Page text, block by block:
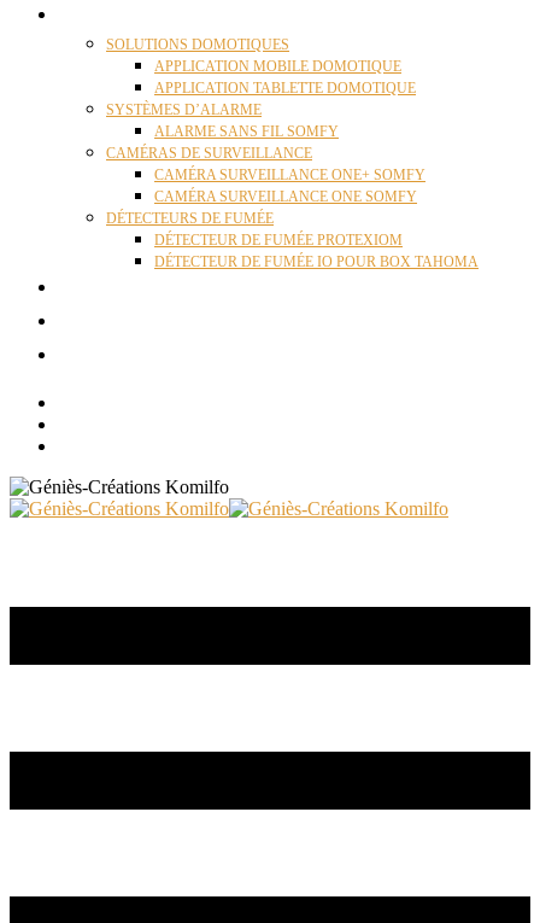
SOLUTIONS DOMOTIQUES
APPLICATION MOBILE DOMOTIQUE
APPLICATION TABLETTE DOMOTIQUE
SYSTÈMES D’ALARME
ALARME SANS FIL SOMFY
CAMÉRAS DE SURVEILLANCE
CAMÉRA SURVEILLANCE ONE+ SOMFY
CAMÉRA SURVEILLANCE ONE SOMFY
DÉTECTEURS DE FUMÉE
DÉTECTEUR DE FUMÉE PROTEXIOM
DÉTECTEUR DE FUMÉE IO POUR BOX TAHOMA